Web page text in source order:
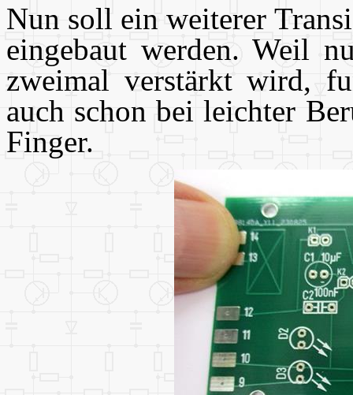
Nun soll ein weiterer
eingebaut werden. Weil
zweimal verstärkt wird,
auch schon bei leichter
Finger.